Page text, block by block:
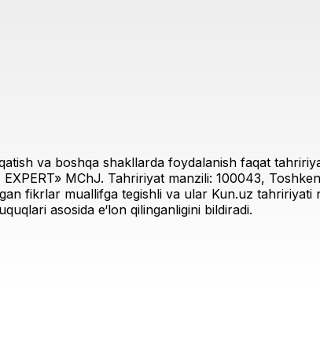
va boshqa shakllarda foydalanish faqat
MChJ. Tahririyat manzili: 100043,
fikrlar muallifga tegishli va ular Kun.uz
asosida e‘lon qilinganligini bildiradi.